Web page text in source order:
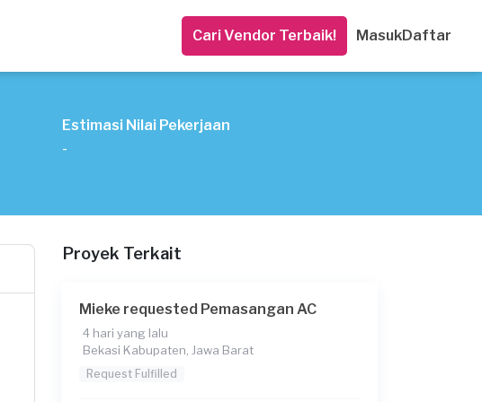
Cari Vendor Terbaik! MasukDaftar
Estimasi Nilai Pekerjaan
-
Proyek Terkait
Mieke requested Pemasangan AC
4 hari yang lalu
Bekasi Kabupaten, Jawa Barat
Request Fulfilled